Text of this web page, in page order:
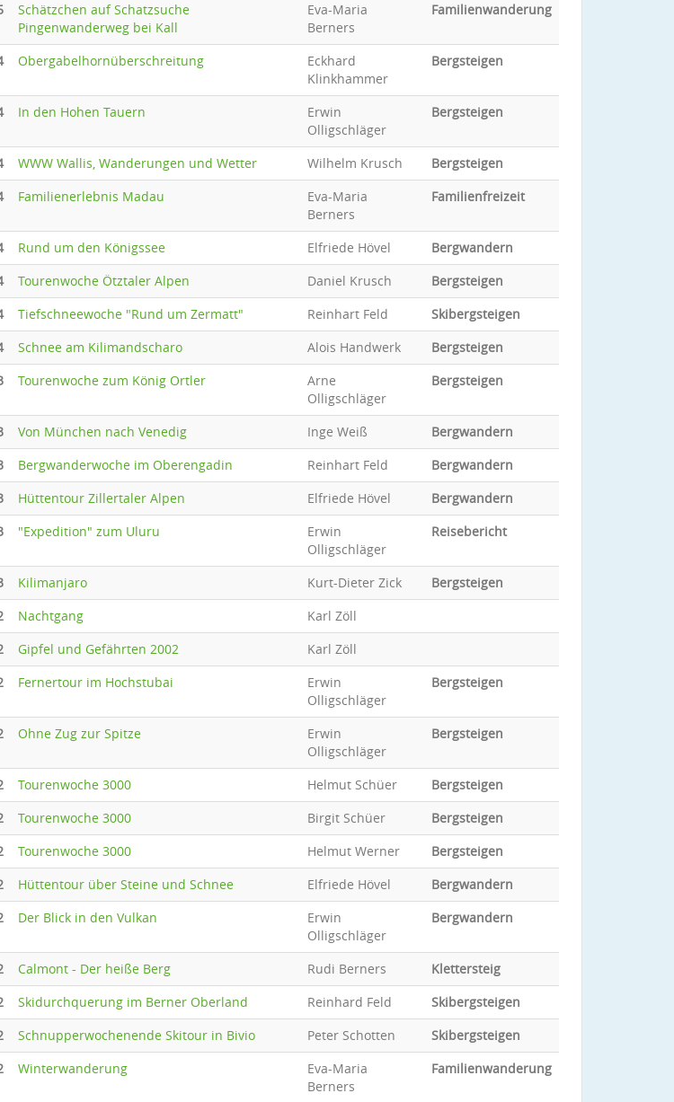
Schätzchen auf Schatzsuche
Pingenwanderweg bei Kall
Eva-Maria
Berners
Familienwanderung
Obergabelhornüberschreitung
Eckhard
Klinkhammer
Bergsteigen
In den Hohen Tauern
Erwin
Olligschläger
Bergsteigen
WWW Wallis, Wanderungen und Wetter Wilhelm Krusch
Bergsteigen
Familienerlebnis Madau
Eva-Maria
Berners
Familienfreizeit
Rund um den Königssee Elfriede Hövel
Bergwandern
Tourenwoche Ötztaler Alpen Daniel Krusch
Bergsteigen
Tiefschneewoche "Rund um Zermatt" Reinhart Feld
Skibergsteigen
Schnee am Kilimandscharo Alois Handwerk
Bergsteigen
Tourenwoche zum König Ortler
Arne
Olligschläger
Bergsteigen
Von München nach Venedig Inge Weiß
Bergwandern
Bergwanderwoche im Oberengadin Reinhart Feld
Bergwandern
Hüttentour Zillertaler Alpen Elfriede Hövel
Bergwandern
"Expedition" zum Uluru
Erwin
Olligschläger
Reisebericht
Kilimanjaro Kurt-Dieter Zick
Bergsteigen
Nachtgang
Karl Zöll
Gipfel und Gefährten 2002
Karl Zöll
Fernertour im Hochstubai
Erwin
Olligschläger
Bergsteigen
Ohne Zug zur Spitze
Erwin
Olligschläger
Bergsteigen
Tourenwoche 3000 Helmut Schüer
Bergsteigen
Tourenwoche 3000 Birgit Schüer
Bergsteigen
Tourenwoche 3000 Helmut Werner
Bergsteigen
Hüttentour über Steine und Schnee Elfriede Hövel
Bergwandern
Der Blick in den Vulkan
Erwin
Olligschläger
Bergwandern
Calmont - Der heiße Berg Rudi Berners
Klettersteig
Skidurchquerung im Berner Oberland Reinhard Feld
Skibergsteigen
Schnupperwochenende Skitour in Bivio Peter Schotten
Skibergsteigen
Winterwanderung
Eva-Maria
Berners
Familienwanderung